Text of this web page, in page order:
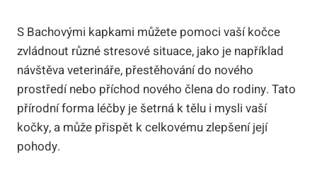
S Bachovými kapkami můžete pomoci vaší kočce
zvládnout různé stresové situace, jako je například
návštěva veterináře, přestěhování do nového
prostředí nebo příchod nového člena do rodiny. Tato
přírodní forma léčby je šetrná k tělu i mysli vaší
kočky, a může přispět k celkovému zlepšení její
pohody.